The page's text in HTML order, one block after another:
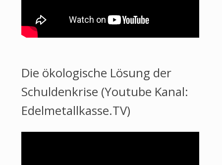
Die ökologische Lösung der
Schuldenkrise (Youtube Kanal:
Edelmetallkasse.TV)